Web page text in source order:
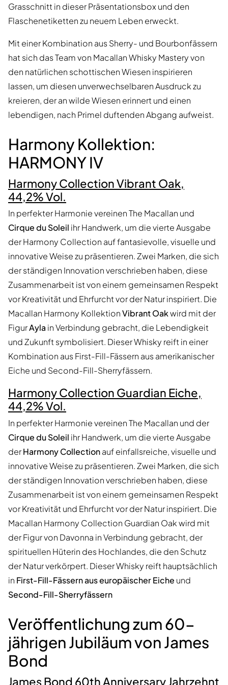
Grasschnitt in dieser Präsentationsbox und den
Flaschenetiketten zu neuem Leben erweckt.
Mit einer Kombination aus Sherry- und Bourbonfässern
hat sich das Team von Macallan Whisky Mastery von
den natürlichen schottischen Wiesen inspirieren
lassen, um diesen unverwechselbaren Ausdruck zu
kreieren, der an wilde Wiesen erinnert und einen
lebendigen, nach Primel duftenden Abgang aufweist.
Harmony Kollektion:
HARMONY IV
Harmony Collection Vibrant Oak,
44,2% Vol.
In perfekter Harmonie vereinen The Macallan und
Cirque du Soleil ihr Handwerk, um die vierte Ausgabe
der Harmony Collection auf fantasievolle, visuelle und
innovative Weise zu präsentieren. Zwei Marken, die sich
der ständigen Innovation verschrieben haben, diese
Zusammenarbeit ist von einem gemeinsamen Respekt
vor Kreativität und Ehrfurcht vor der Natur inspiriert. Die
Macallan Harmony KollektionVibrant Oakwird mit der
FigurAyla in Verbindung gebracht, die Lebendigkeit
und Zukunft symbolisiert. Dieser Whisky reift in einer
Kombination aus First-Fill-Fässern aus amerikanischer
Eiche und Second-Fill-Sherryfässern.
Harmony Collection Guardian Eiche,
44,2% Vol.
In perfekter Harmonie vereinen The Macallan und der
Cirque du Soleil ihr Handwerk, um die vierte Ausgabe
derHarmony Collectionauf einfallsreiche, visuelle und
innovative Weise zu präsentieren. Zwei Marken, die sich
der ständigen Innovation verschrieben haben, diese
Zusammenarbeit ist von einem gemeinsamen Respekt
vor Kreativität und Ehrfurcht vor der Natur inspiriert. Die
Macallan Harmony Collection Guardian Oak wird mit
der Figur von Davonna in Verbindung gebracht, der
spirituellen Hüterin des Hochlandes, die den Schutz
der Natur verkörpert. Dieser Whisky reift hauptsächlich
in First-Fill-Fässern aus europäischer Eiche und
Second-Fill-Sherryfässern
Veröffentlichung zum 60-
jährigen Jubiläum von James
Bond
James Bond 60th Anniversary Jahrzehnt